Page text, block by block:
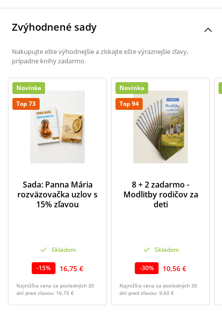
Zvýhodnené sady
Nakupujte ešte výhodnejšie a získajte ešte výraznejšie zľavy,
prípadne knihy zadarmo.
Novinka
Top 73
Sada: Panna Mária
rozväzovačka uzlov s
15% zľavou
Skladom
-15% 16,75 €
Najnižšia cena za posledných 30
dní pred zľavou: 16,75 €
Novinka
Top 94
8 + 2 zadarmo -
Modlitby rodičov za
deti
Skladom
-30% 10,56 €
Najnižšia cena za posledných 30
dní pred zľavou: 9,60 €